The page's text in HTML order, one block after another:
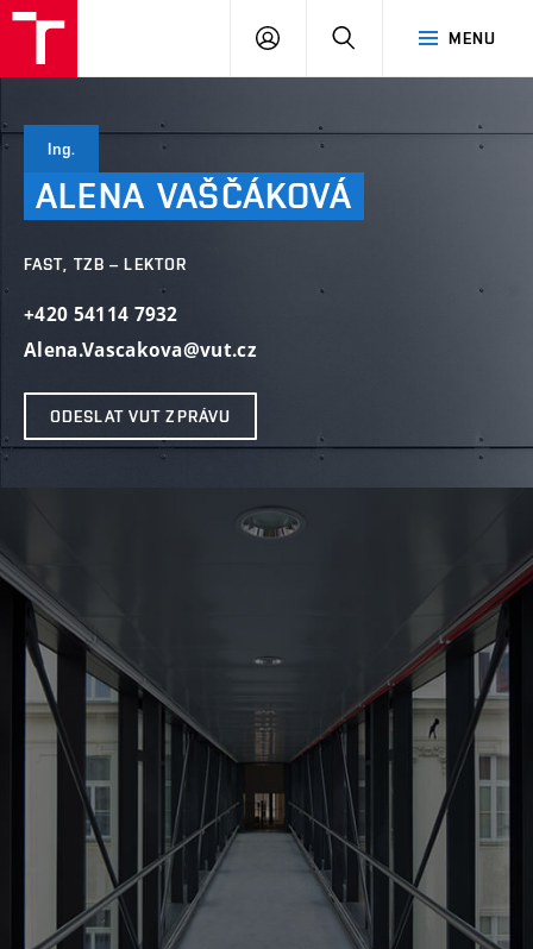
MENU
PŘIHLÁSIT
Ing.
ALENA VAŠČÁKOVÁ
FAST, TZB – LEKTOR
+420 54114 7932
Alena.Vascakova@vut.cz
ODESLAT VUT ZPRÁVU